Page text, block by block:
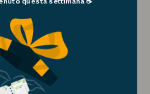
l’home barista ma con
lo rendono adatto